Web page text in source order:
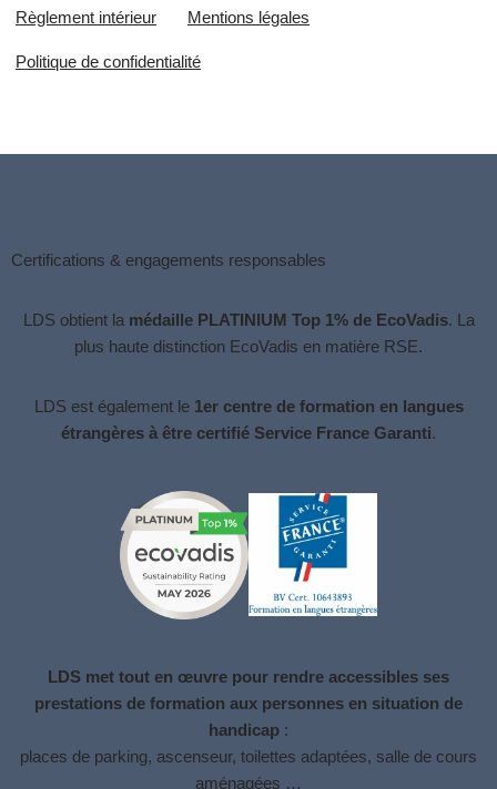
Règlement intérieur Mentions légales
Politique de confidentialité
Certifications & engagements responsables
LDS obtient la médaille PLATINIUM Top 1% de EcoVadis. La
plus haute distinction EcoVadis en matière RSE.
LDS est également le 1er centre de formation en langues
étrangères à être certifié Service France Garanti.
LDS met tout en œuvre pour rendre accessibles ses
prestations de formation aux personnes en situation de
handicap :
places de parking, ascenseur, toilettes adaptées, salle de cours
aménagées …